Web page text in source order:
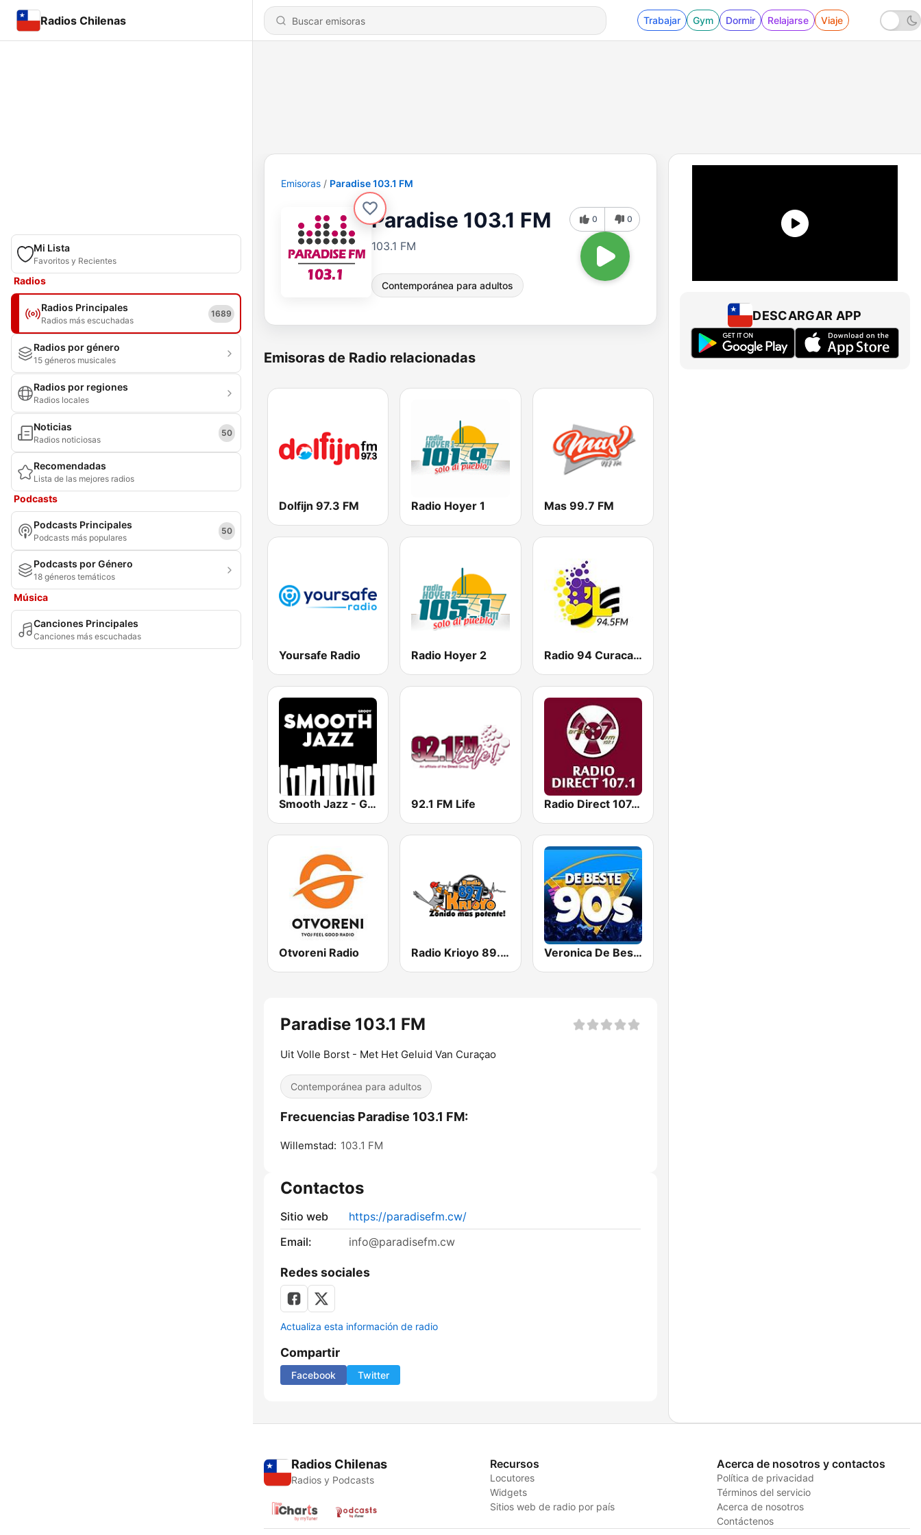
Radios Chilenas Trabajar Gym Dormir Relajarse Viaje
Mi Lista
Favoritos y Recientes
Radios
Radios Principales
Radios más escuchadas
1689
Radios por género
15 géneros musicales
Radios por regiones
Radios locales
Noticias
Radios noticiosas
50
Recomendadas
Lista de las mejores radios
Podcasts
Podcasts Principales
Podcasts más populares
50
Podcasts por Género
18 géneros temáticos
Música
Canciones Principales
Canciones más escuchadas
Emisoras Paradise 103.1 FM
Paradise 103.1 FM
103.1 FM
Contemporánea para adultos
0 0
Emisoras de Radio relacionadas
Dolfijn 97.3 FM Radio Hoyer 1 Mas 99.7 FM
Yoursafe Radio Radio Hoyer 2 Radio 94 Curacao 94.5 FM
Smooth Jazz - Groov 92.1 FM Life Radio Direct 107.1 FM
Otvoreni Radio Radio Krioyo 89.7 FM Veronica De Beste 90s
Paradise 103.1 FM
Uit Volle Borst - Met Het Geluid Van Curaçao
Contemporánea para adultos
Frecuencias Paradise 103.1 FM:
Willemstad: 103.1 FM
Contactos
Sitio web
https://paradisefm.cw/
Email:
info@paradisefm.cw
Redes sociales
Actualiza esta información de radio
Compartir
Facebook Twitter
DESCARGAR APP
Radios Chilenas
Radios y Podcasts
Recursos
Locutores
Widgets
Sitios web de radio por país
Acerca de nosotros y contactos
Política de privacidad
Términos del servicio
Acerca de nosotros
Contáctenos